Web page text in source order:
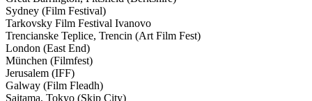
Sydney (Film Festival)
Tarkovsky Film Festival Ivanovo
Trencianske Teplice, Trencin (Art Film Fest)
London (East End)
München (Filmfest)
Jerusalem (IFF)
Galway (Film Fleadh)
Saitama, Tokyo (Skip City)